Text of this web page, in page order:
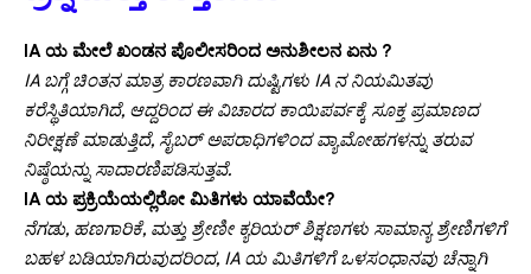
IA ಯ ಮೇಲೆ ಖಂಡನ ಪೊಲೀಸರಿಂದ ಅನುಶೀಲನ ಏನು ?
IA ಬಗ್ಗೆ ಚಿಂತನ ಮಾತ್ರ ಕಾರಣವಾಗಿ ದುಷ್ಟಿಗಳು IA ನ ನಿಯಮಿತವು
ಕರೆಸ್ಥಿತಿಯಾಗಿದೆ, ಆದ್ದರಿಂದ ಈ ವಿಚಾರದ ಕಾಯಿಪರ್ವಕ್ಕೆ ಸೂಕ್ತ ಪ್ರಮಾಣದ
ನಿರೀಕ್ಷಣೆ ಮಾಡುತ್ತಿದೆ, ಸೈಬರ್ ಅಪರಾಧಿಗಳಿಂದ ವ್ಯಾಮೋಹಗಳನ್ನು ತರುವ
ನಿಷ್ಠೆಯನ್ನು ಸಾದಾರಣಿಪಡಿಸುತ್ತವೆ.
IA ಯ ಪ್ರಕ್ರಿಯೆಯಲ್ಲಿರೋ ಮಿತಿಗಳು ಯಾವೆಯೇ?
ನೆಗಡು, ಹಣಗಾರಿಕೆ, ಮತ್ತು ಶ್ರೇಣೀ ಕ್ಯರಿಯರ್ ಶಿಕ್ಷಣಗಳು ಸಾಮಾನ್ಯ ಶ್ರೇಣಿಗಳಿಗೆ
ಬಹಳ ಬಡಿಯಾಗಿರುವುದರಿಂದ, IA ಯ ಮಿತಿಗಳಿಗೆ ಒಳಸಂಧಾನವು ಚೆನ್ನಾಗಿ